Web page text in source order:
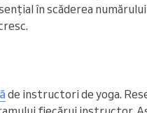
în scăderea
de instructori de yoga.